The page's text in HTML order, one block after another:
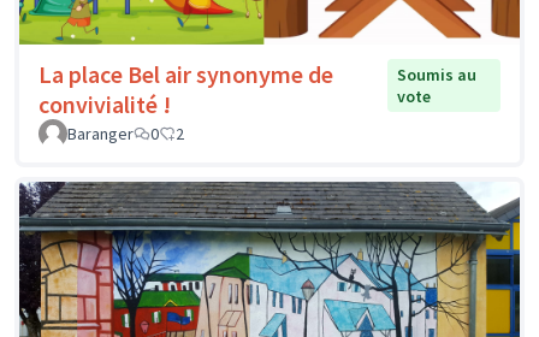
La place Bel air synonyme de
convivialité !
Soumis au
vote
Baranger
0 2